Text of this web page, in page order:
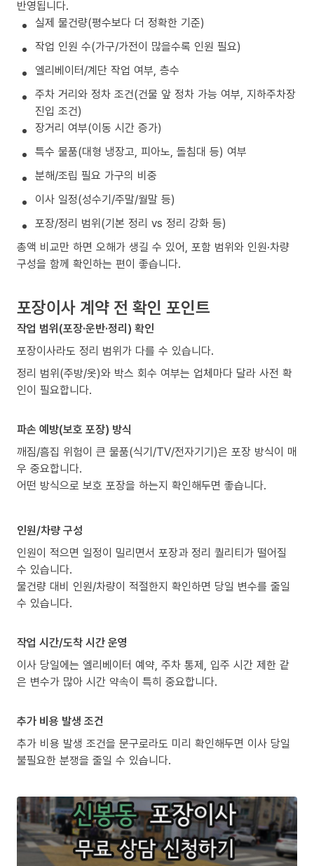
반영됩니다.
실제 물건량(평수보다 더 정확한 기준)
작업 인원 수(가구/가전이 많을수록 인원 필요)
엘리베이터/계단 작업 여부, 층수
주차 거리와 정차 조건(건물 앞 정차 가능 여부, 지하주차장
진입 조건)
장거리 여부(이동 시간 증가)
특수 물품(대형 냉장고, 피아노, 돌침대 등) 여부
분해/조립 필요 가구의 비중
이사 일정(성수기/주말/월말 등)
포장/정리 범위(기본 정리 vs 정리 강화 등)
총액 비교만 하면 오해가 생길 수 있어, 포함 범위와 인원·차량
구성을 함께 확인하는 편이 좋습니다.
포장이사 계약 전 확인 포인트
작업 범위(포장·운반·정리) 확인
포장이사라도 정리 범위가 다를 수 있습니다.
정리 범위(주방/옷)와 박스 회수 여부는 업체마다 달라 사전 확
인이 필요합니다.
파손 예방(보호 포장) 방식
깨짐/흠집 위험이 큰 물품(식기/TV/전자기기)은 포장 방식이 매
우 중요합니다.
어떤 방식으로 보호 포장을 하는지 확인해두면 좋습니다.
인원/차량 구성
인원이 적으면 일정이 밀리면서 포장과 정리 퀄리티가 떨어질
수 있습니다.
물건량 대비 인원/차량이 적절한지 확인하면 당일 변수를 줄일
수 있습니다.
작업 시간/도착 시간 운영
이사 당일에는 엘리베이터 예약, 주차 통제, 입주 시간 제한 같
은 변수가 많아 시간 약속이 특히 중요합니다.
추가 비용 발생 조건
추가 비용 발생 조건을 문구로라도 미리 확인해두면 이사 당일
불필요한 분쟁을 줄일 수 있습니다.